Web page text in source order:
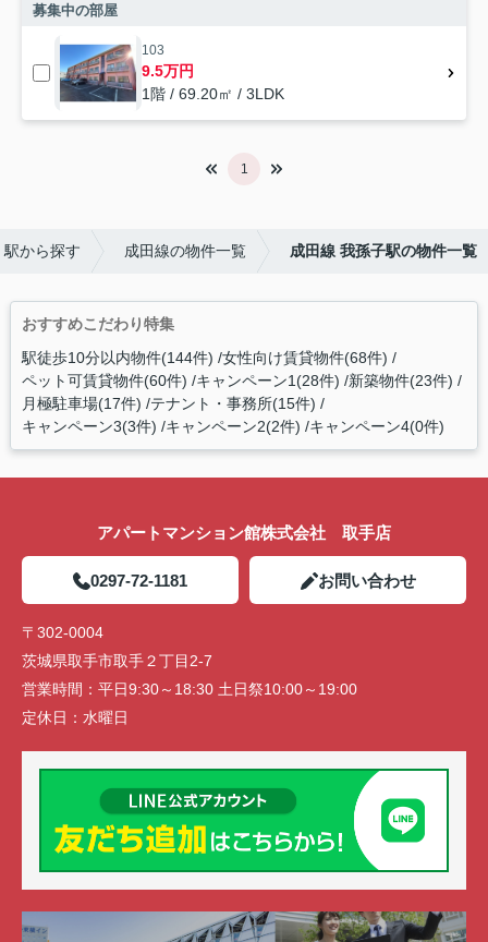
募集中の部屋
103
9.5万円
1階 / 69.20㎡ / 3LDK
1
駅から探す 成田線の物件一覧 成田線 我孫子駅の物件一覧
おすすめこだわり特集
駅徒歩10分以内物件(144件) 女性向け賃貸物件(68件)
ペット可賃貸物件(60件) キャンペーン1(28件) 新築物件(23件)
月極駐車場(17件) テナント・事務所(15件)
キャンペーン3(3件) キャンペーン2(2件) キャンペーン4(0件)
アパートマンション館株式会社 取手店
0297-72-1181 お問い合わせ
〒302-0004
茨城県取手市取手２丁目2-7
営業時間： 平日9:30～18:30 土日祭10:00～19:00
定休日： 水曜日